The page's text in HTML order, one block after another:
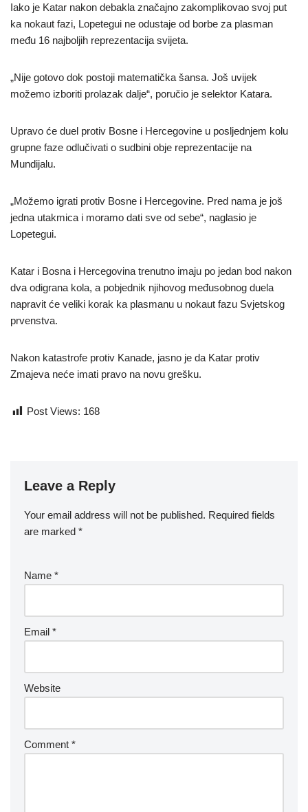
Iako je Katar nakon debakla značajno zakomplikovao svoj put
ka nokaut fazi, Lopetegui ne odustaje od borbe za plasman
među 16 najboljih reprezentacija svijeta.
„Nije gotovo dok postoji matematička šansa. Još uvijek
možemo izboriti prolazak dalje“, poručio je selektor Katara.
Upravo će duel protiv Bosne i Hercegovine u posljednjem kolu
grupne faze odlučivati o sudbini obje reprezentacije na
Mundijalu.
„Možemo igrati protiv Bosne i Hercegovine. Pred nama je još
jedna utakmica i moramo dati sve od sebe“, naglasio je
Lopetegui.
Katar i Bosna i Hercegovina trenutno imaju po jedan bod nakon
dva odigrana kola, a pobjednik njihovog međusobnog duela
napravit će veliki korak ka plasmanu u nokaut fazu Svjetskog
prvenstva.
Nakon katastrofe protiv Kanade, jasno je da Katar protiv
Zmajeva neće imati pravo na novu grešku.
Post Views: 168
Leave a Reply
Your email address will not be published. Required fields
are marked *
Name *
Email *
Website
Comment *